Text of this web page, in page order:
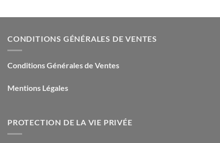
CONDITIONS GÉNÉRALES DE VENTES
Conditions Générales de Ventes
Mentions Légales
PROTECTION DE LA VIE PRIVÉE